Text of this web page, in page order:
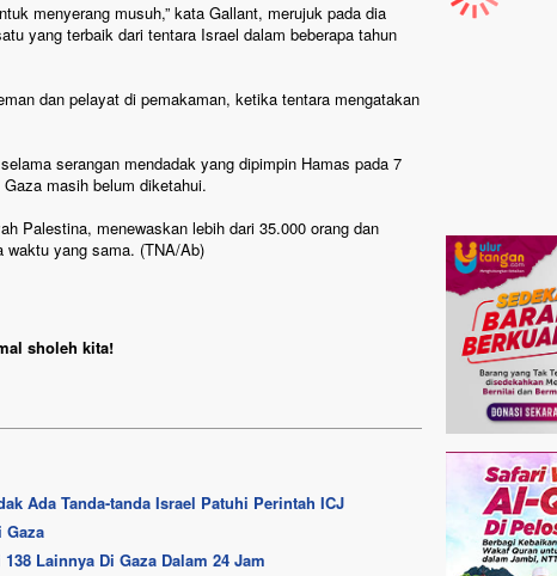
menyerang musuh,” kata Gallant, merujuk pada dia
yang terbaik dari tentara Israel dalam beberapa tahun
dan pelayat di pemakaman, ketika tentara mengatakan
serangan mendadak yang dipimpin Hamas pada 7
masih belum diketahui.
Palestina, menewaskan lebih dari 35.000 orang dan
waktu yang sama. (TNA/Ab)
sholeh kita!
Ada Tanda-tanda Israel Patuhi Perintah ICJ
Gaza
Lainnya Di Gaza Dalam 24 Jam